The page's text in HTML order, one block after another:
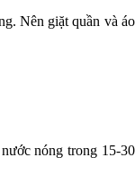
Nên giặt quần và áo
nóng trong 15-30